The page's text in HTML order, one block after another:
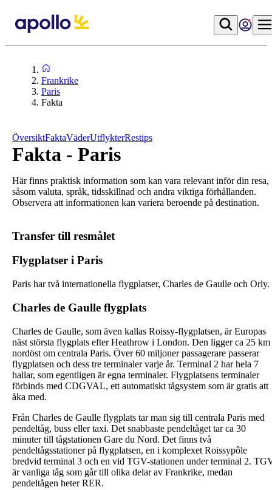
Frankrike
Paris
Fakta
ÖversiktFaktaVäderUtflykterRestips
Fakta - Paris
Här finns praktisk information som kan vara relevant inför din resa,
såsom valuta, språk, tidsskillnad och andra viktiga förhållanden.
Observera att informationen kan variera beroende på destination.
Transfer till resmålet
Flygplatser i Paris
Paris har två internationella flygplatser, Charles de Gaulle och Orly.
Charles de Gaulle flygplats
Charles de Gaulle, som även kallas Roissy-flygplatsen, är Europas
näst största flygplats efter Heathrow i London. Den ligger ca 25 km
nordöst om centrala Paris. Över 60 miljoner passagerare passerar
flygplatsen och dess tre terminaler varje år. Terminal 2 har hela 7
hallar, som egentligen är egna terminaler. Flygplatsens terminaler
förbinds med CDGVAL, ett automatiskt tågsystem som är gratis att
åka med.
Från Charles de Gaulle flygplats tar man sig till centrala Paris med
pendeltåg, buss eller taxi. Det snabbaste pendeltåget tar ca 30
minuter till tågstationen Gare du Nord. Det finns två
pendeltågsstationer på flygplatsen, en i komplexet Roissypôle
bredvid terminal 3 och en vid TGV-stationen under terminal 2.
är vanliga tåg som går till olika delar av Frankrike, medan
pendeltågen heter RER.